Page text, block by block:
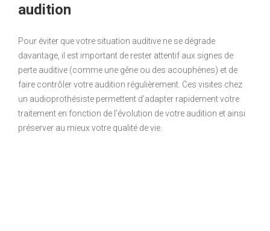
audition
Pour éviter que votre situation auditive ne se dégrade
davantage, il est important de rester attentif aux signes de
perte auditive (comme une gêne ou des acouphènes) et de
faire contrôler votre audition régulièrement. Ces visites chez
un audioprothésiste permettent d’adapter rapidement votre
traitement en fonction de l’évolution de votre audition et ainsi
préserver au mieux votre qualité de vie.